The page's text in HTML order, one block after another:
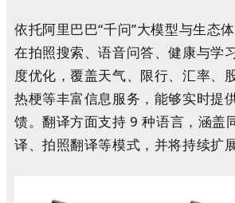
依托阿里巴巴“千问”大模型与生态
在拍照搜索、语音问答、健康与学
度优化，覆盖天气、限行、汇率、
热梗等丰富信息服务，能够实时提
馈。翻译方面支持 9 种语言，涵盖
译、拍照翻译等模式，并将持续扩展